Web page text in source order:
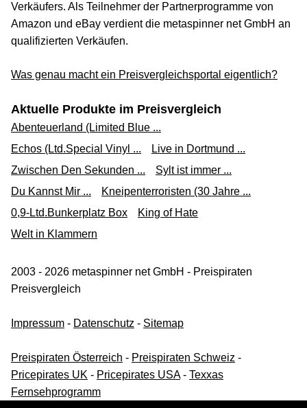
Verkäufers. Als Teilnehmer der Partnerprogramme von
Amazon und eBay verdient die metaspinner net GmbH an
qualifizierten Verkäufen.
Was genau macht ein Preisvergleichsportal eigentlich?
Aktuelle Produkte im Preisvergleich
Abenteuerland (Limited Blue ...
Echos (Ltd.Special Vinyl ...
Live in Dortmund ...
Zwischen Den Sekunden ...
Sylt ist immer ...
Du Kannst Mir ...
Kneipenterroristen (30 Jahre ...
0,9-Ltd.Bunkerplatz Box
King of Hate
Welt in Klammern
2003 - 2026 metaspinner net GmbH - Preispiraten
Preisvergleich
Impressum - Datenschutz - Sitemap
Preispiraten Österreich - Preispiraten Schweiz -
Pricepirates UK - Pricepirates USA- Texxas
Fernsehprogramm